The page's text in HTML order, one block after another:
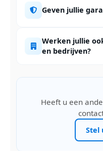
Geven jullie
Werken jullie
en bedrijven?
Heeft u een
Stel